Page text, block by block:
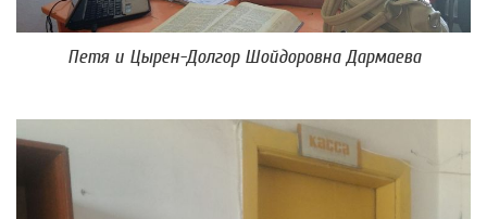
Петя и Цырен-Долгор Шойдоровна Дармаева